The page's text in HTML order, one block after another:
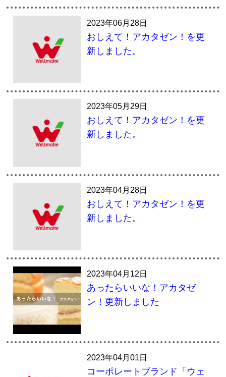
2023年06月28日
おしえて！アカタゼン！を更
新しました。
2023年05月29日
おしえて！アカタゼン！を更
新しました。
2023年04月28日
おしえて！アカタゼン！を更
新しました。
2023年04月12日
あったらいいな！アカタゼ
ン！更新しました
2023年04月01日
コーポレートブランド「ウェ